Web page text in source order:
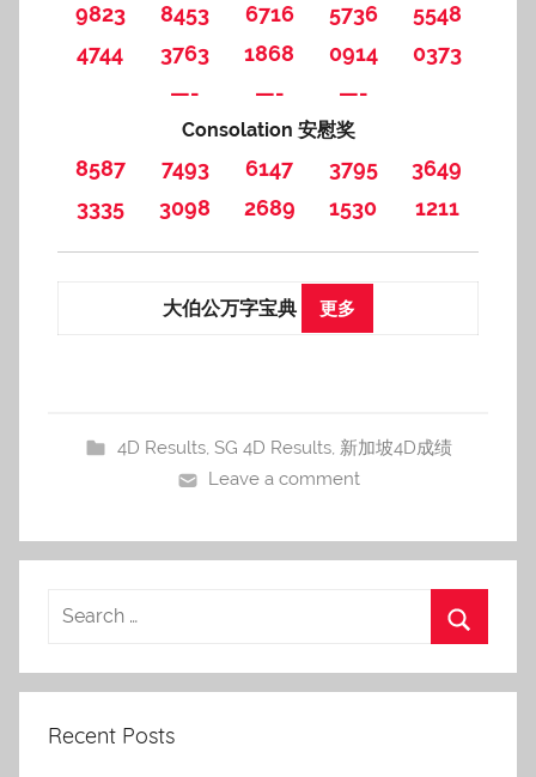
9823 8453 6716 5736
5548
4744
3763 1868 0914
0373
—-
—- —-
Consolation 安慰奖
8587 7493 6147 3795
3649
3335
3098 2689 1530 1211
大伯公万字宝典 更多
4D Results, SG 4D Results, 新加坡4D成绩
Leave a comment
Recent Posts